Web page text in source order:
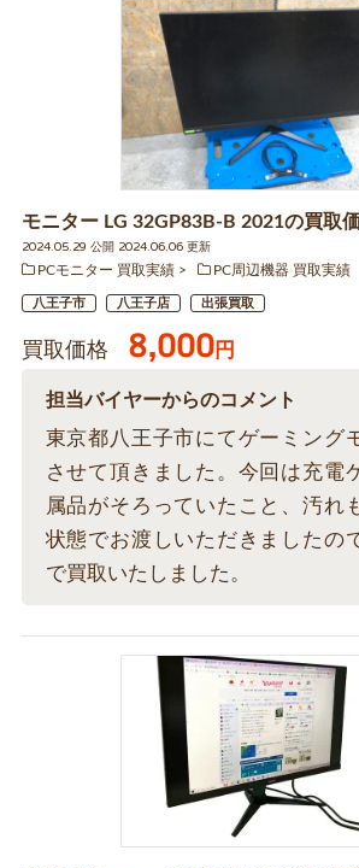
モニター LG 32GP83B-B 2021の買取
2024.05.29 公開 2024.06.06 更新
PCモニター 買取実績
PC周辺機器 買取実績
八王子市 八王子店 出張買取
買取価格 8,000円
担当バイヤーからのコメント
東京都八王子市にてゲーミング
させて頂きました。今回は充電
属品がそろっていたこと、汚れ
状態でお渡しいただきましたの
で買取いたしました。